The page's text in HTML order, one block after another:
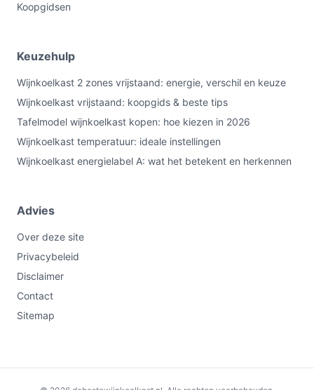
€214,99
Koopgidsen
Keuzehulp
Wijnkoelkast 2 zones vrijstaand: energie, verschil en keuze
Wijnkoelkast vrijstaand: koopgids & beste tips
Tafelmodel wijnkoelkast kopen: hoe kiezen in 2026
Wijnkoelkast temperatuur: ideale instellingen
Wijnkoelkast energielabel A: wat het betekent en herkennen
Advies
Over deze site
Privacybeleid
Disclaimer
Contact
Sitemap